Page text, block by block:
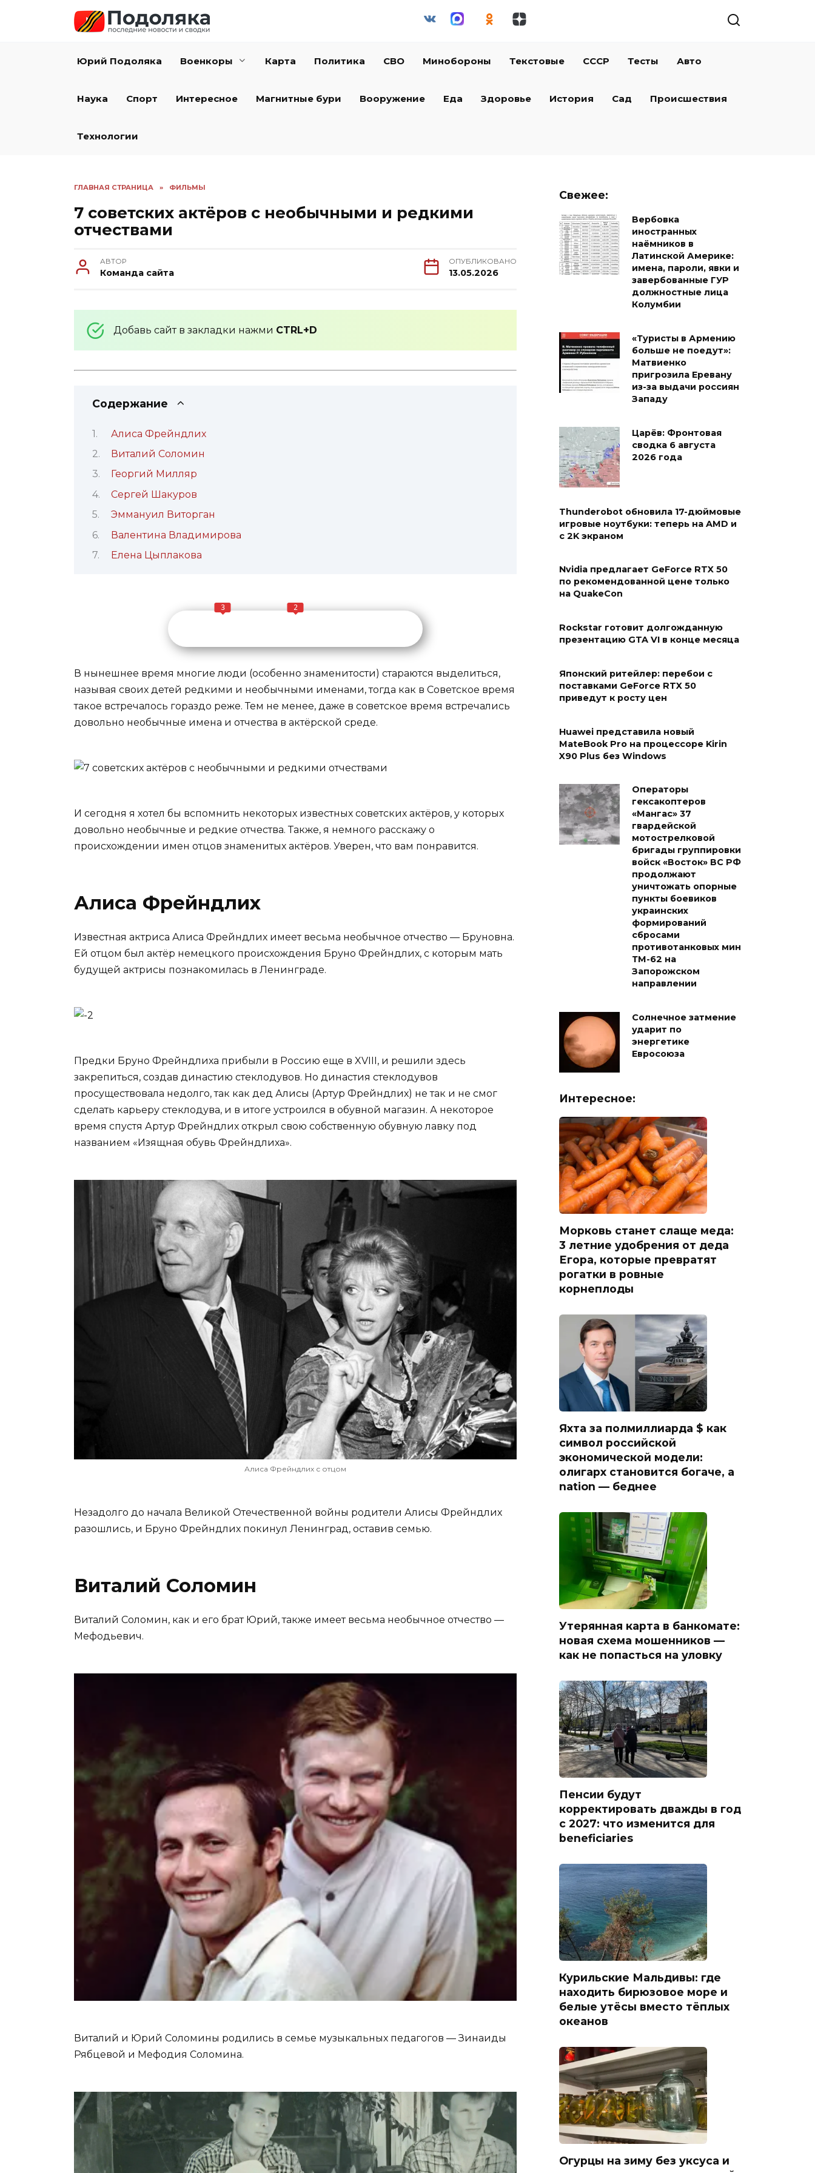
Юрий Подоляка Военкоры Карта Политика СВО Минобороны Текстовые СССР Тесты Авто
Наука Спорт Интересное Магнитные бури Вооружение Еда Здоровье История Сад Происшествия
Технологии
ГЛАВНАЯ СТРАНИЦА » ФИЛЬМЫ
7 советских актёров с необычными и редкими
отчествами
АВТОР
Команда сайта
ОПУБЛИКОВАНО
13.05.2026
Добавь сайт в закладки нажми CTRL+D
Содержание
Алиса Фрейндлих
Виталий Соломин
Георгий Милляр
Сергей Шакуров
Эммануил Виторган
Валентина Владимирова
Елена Цыплакова
3 2
В нынешнее время многие люди (особенно знаменитости) стараются выделиться,
называя своих детей редкими и необычными именами, тогда как в Советское время
такое встречалось гораздо реже. Тем не менее, даже в советское время встречались
довольно необычные имена и отчества в актёрской среде.
И сегодня я хотел бы вспомнить некоторых известных советских актёров, у которых
довольно необычные и редкие отчества. Также, я немного расскажу о
происхождении имен отцов знаменитых актёров. Уверен, что вам понравится.
Алиса Фрейндлих
Известная актриса Алиса Фрейндлих имеет весьма необычное отчество — Бруновна.
Ей отцом был актёр немецкого происхождения Бруно Фрейндлих, с которым мать
будущей актрисы познакомилась в Ленинграде.
Предки Бруно Фрейндлиха прибыли в Россию еще в XVIII, и решили здесь
закрепиться, создав династию стеклодувов. Но династия стеклодувов
просуществовала недолго, так как дед Алисы (Артур Фрейндлих) не так и не смог
сделать карьеру стеклодува, и в итоге устроился в обувной магазин. А некоторое
время спустя Артур Фрейндлих открыл свою собственную обувную лавку под
названием «Изящная обувь Фрейндлиха».
Алиса Фрейндлих с отцом
Незадолго до начала Великой Отечественной войны родители Алисы Фрейндлих
разошлись, и Бруно Фрейндлих покинул Ленинград, оставив семью.
Виталий Соломин
Виталий Соломин, как и его брат Юрий, также имеет весьма необычное отчество —
Мефодьевич.
Виталий и Юрий Соломины родились в семье музыкальных педагогов — Зинаиды
Рябцевой и Мефодия Соломина.
Свежее:
Вербовка
иностранных
наёмников в
Латинской Америке:
имена, пароли, явки и
завербованные ГУР
должностные лица
Колумбии
«Туристы в Армению
больше не поедут»:
Матвиенко
пригрозила Еревану
из-за выдачи россиян
Западу
Царёв: Фронтовая
сводка 6 августа
2026 года
Thunderobot обновила 17-дюймовые
игровые ноутбуки: теперь на AMD и
с 2K экраном
Nvidia предлагает GeForce RTX 50
по рекомендованной цене только
на QuakeCon
Rockstar готовит долгожданную
презентацию GTA VI в конце месяца
Японский ритейлер: перебои с
поставками GeForce RTX 50
приведут к росту цен
Huawei представила новый
MateBook Pro на процессоре Kirin
X90 Plus без Windows
Операторы
гексакоптеров
«Мангас» 37
гвардейской
мотострелковой
бригады группировки
войск «Восток» ВС РФ
продолжают
уничтожать опорные
пункты боевиков
украинских
формирований
сбросами
противотанковых мин
ТМ-62 на
Запорожском
направлении
Солнечное затмение
ударит по
энергетике
Евросоюза
Интересное:
Морковь станет слаще меда:
3 летние удобрения от деда
Егора, которые превратят
рогатки в ровные
корнеплоды
Яхта за полмиллиарда $ как
символ российской
экономической модели:
олигарх становится богаче, а
nation — беднее
Утерянная карта в банкомате:
новая схема мошенников —
как не попасться на уловку
Пенсии будут
корректировать дважды в год
с 2027: что изменится для
beneficiaries
Курильские Мальдивы: где
находить бирюзовое море и
белые утёсы вместо тёплых
океанов
Огурцы на зиму без уксуса и